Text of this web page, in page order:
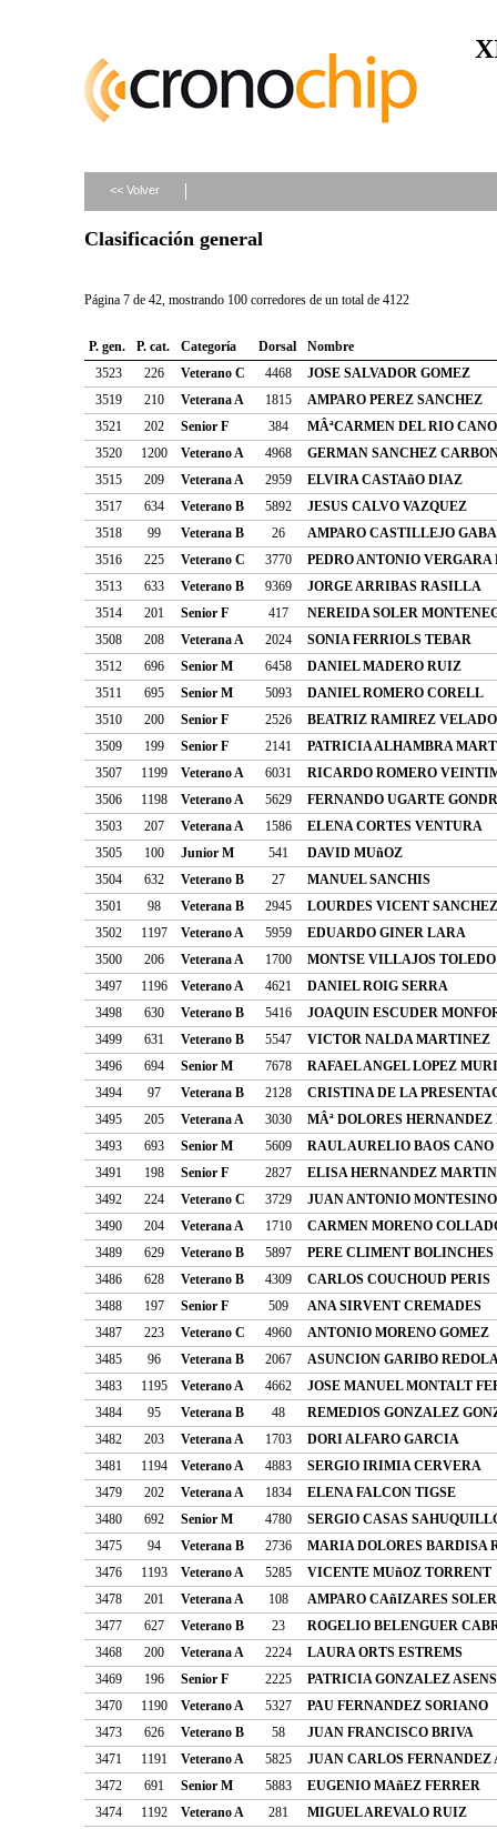
<< Volver
Clasificación general
Página 7 de 42, mostrando 100 corredores de un total de 4122
P. gen. P. cat. Categoría Dorsal
Nombre
3523
226 Veterano C 4468
JOSE SALVADOR GOMEZ
3519
210 Veterana A 1815
AMPARO PEREZ SANCHEZ
3521
202 Senior F 384
MÂªCARMEN DEL RIO
3520
1200 Veterano A 4968
GERMAN SANCHEZ
3515
209 Veterana A 2959
ELVIRA CASTAñO DIAZ
3517
634 Veterano B 5892
JESUS CALVO VAZQUEZ
3518
99 Veterana B 26
AMPARO CASTILLEJO
3516
225 Veterano C 3770
PEDRO ANTONIO VERGARA
3513
633 Veterano B 9369
JORGE ARRIBAS RASILLA
3514
201 Senior F 417
NEREIDA SOLER
3508
208 Veterana A 2024
SONIA FERRIOLS TEBAR
3512
696 Senior M 6458
DANIEL MADERO RUIZ
3511
695 Senior M 5093
DANIEL ROMERO CORELL
3510
200 Senior F 2526
BEATRIZ RAMIREZ VELADO
3509
199 Senior F 2141
PATRICIA ALHAMBRA
3507
1199 Veterano A 6031
RICARDO ROMERO
3506
1198 Veterano A 5629
FERNANDO UGARTE
3503
207 Veterana A 1586
ELENA CORTES VENTURA
3505
100 Junior M 541
DAVID MUñOZ
3504
632 Veterano B 27
MANUEL SANCHIS
3501
98 Veterana B 2945
LOURDES VICENT SANCHEZ
3502
1197 Veterano A 5959
EDUARDO GINER LARA
3500
206 Veterana A 1700
MONTSE VILLAJOS TOLEDO
3497
1196 Veterano A 4621
DANIEL ROIG SERRA
3498
630 Veterano B 5416
JOAQUIN ESCUDER
3499
631 Veterano B 5547
VICTOR NALDA MARTINEZ
3496
694 Senior M 7678
RAFAEL ANGEL LOPEZ
3494
97 Veterana B 2128
CRISTINA DE LA
3495
205 Veterana A 3030
MÂª DOLORES HERNANDEZ
3493
693 Senior M 5609
RAUL AURELIO BAOS CANO
3491
198 Senior F 2827
ELISA HERNANDEZ
3492
224 Veterano C 3729
JUAN ANTONIO
3490
204 Veterana A 1710
CARMEN MORENO
3489
629 Veterano B 5897
PERE CLIMENT BOLINCHES
3486
628 Veterano B 4309
CARLOS COUCHOUD PERIS
3488
197 Senior F 509
ANA SIRVENT CREMADES
3487
223 Veterano C 4960
ANTONIO MORENO GOMEZ
3485
96 Veterana B 2067
ASUNCION GARIBO
3483
1195 Veterano A 4662
JOSE MANUEL MONTALT
3484
95 Veterana B 48
REMEDIOS GONZALEZ
3482
203 Veterana A 1703
DORI ALFARO GARCIA
3481
1194 Veterano A 4883
SERGIO IRIMIA CERVERA
3479
202 Veterana A 1834
ELENA FALCON TIGSE
3480
692 Senior M 4780
SERGIO CASAS
3475
94 Veterana B 2736
MARIA DOLORES BARDISA
3476
1193 Veterano A 5285
VICENTE MUñOZ TORRENT
3478
201 Veterana A 108
AMPARO CAñIZARES SOLER
3477
627 Veterano B 23
ROGELIO BELENGUER
3468
200 Veterana A 2224
LAURA ORTS ESTREMS
3469
196 Senior F 2225
PATRICIA GONZALEZ
3470
1190 Veterano A 5327
PAU FERNANDEZ SORIANO
3473
626 Veterano B 58
JUAN FRANCISCO BRIVA
3471
1191 Veterano A 5825
JUAN CARLOS
3472
691 Senior M 5883
EUGENIO MAñEZ FERRER
3474
1192 Veterano A 281
MIGUEL AREVALO RUIZ